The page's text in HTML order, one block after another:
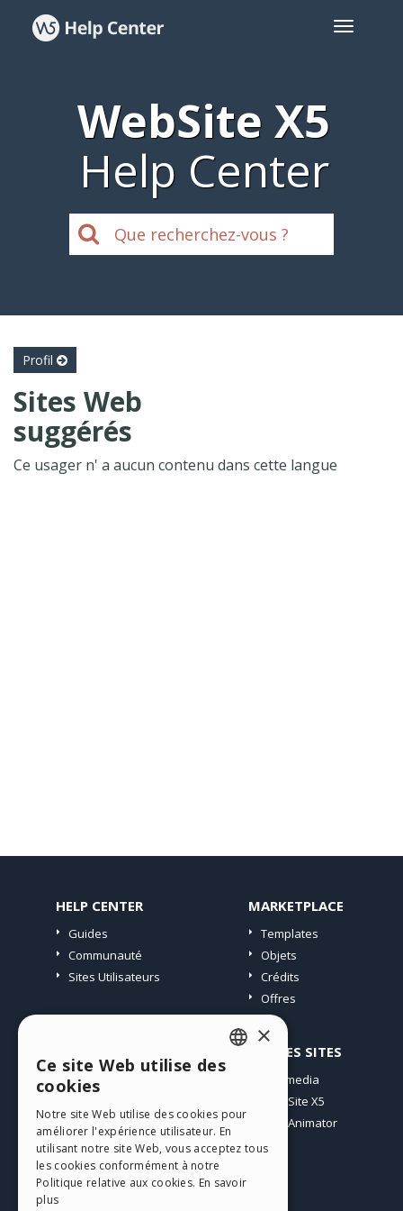
WebSite X5
Help Center
Profil
Sites Web
suggérés
Ce usager n' a aucun contenu dans cette langue
HELP CENTER
Guides
Communauté
Sites Utilisateurs
MARKETPLACE
Templates
Objets
Crédits
Offres
Mes Messages
Télécharger
Espace Web
Mes Crédits
AUTRES SITES
Incomedia
WebSite X5
WebAnimator
ENGLISH
GERMAN
SPANISH
×
Ce site Web utilise des
cookies
Notre site Web utilise des cookies pour
améliorer l'expérience utilisateur. En
utilisant notre site Web, vous acceptez tous
les cookies conformément à notre
Politique relative aux cookies. En savoir
plus